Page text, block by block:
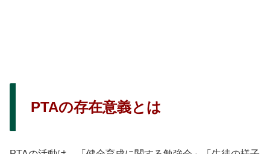
PTAの存在意義とは